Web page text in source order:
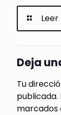
Deja
Tu
publicada.
marcados